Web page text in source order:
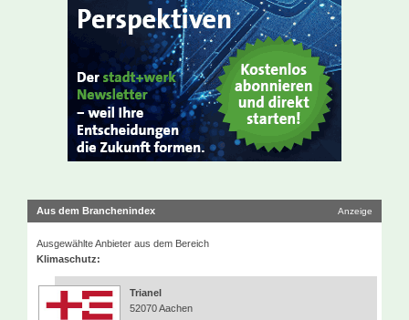
Aus dem Branchenindex Anzeige
Ausgewählte Anbieter aus dem Bereich
Klimaschutz:
Trianel
52070 Aachen